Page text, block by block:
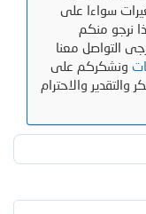
سواءا على
نرجو منكم
التواصل معنا
ونشكركم على
والاحترام